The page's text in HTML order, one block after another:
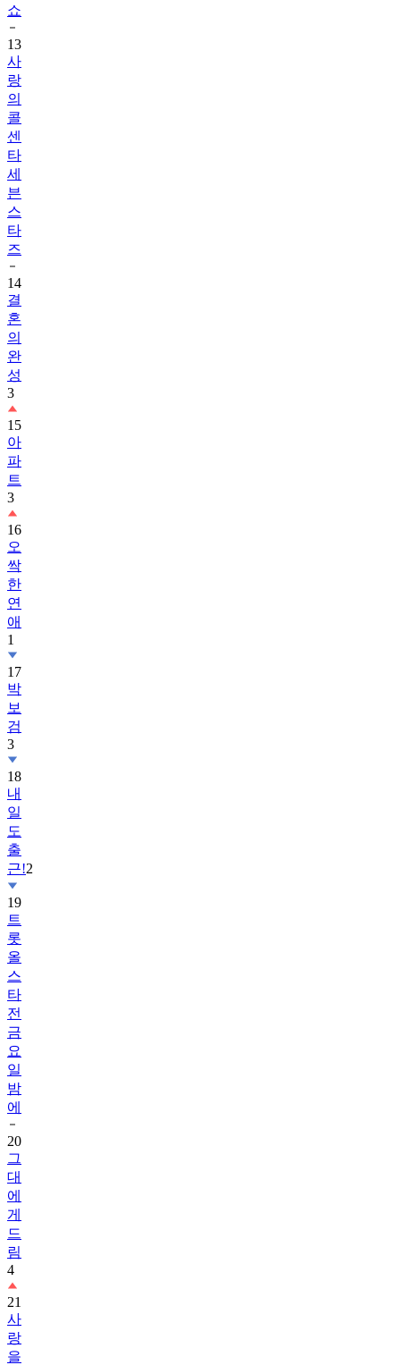
쇼
13
사
랑
의
콜
센
타
세
븐
스
타
즈
14
결
혼
의
완
성
3
15
아
파
트
3
16
오
싹
한
연
애
1
17
박
보
검
3
18
내
일
도
출
근!2
19
트
롯
올
스
타
전
금
요
일
밤
에
20
그
대
에
게
드
림
4
21
사
랑
을